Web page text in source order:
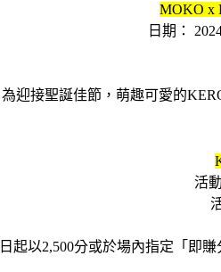
MOKO x
日期：
迎接聖誕佳節，萌趣可愛的
活
起以2,500分或於場內指定「即